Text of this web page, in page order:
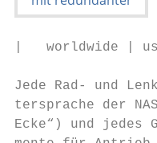
|   worldwide |
Jede Rad- und
tersprache der
Ecke“) und jedes